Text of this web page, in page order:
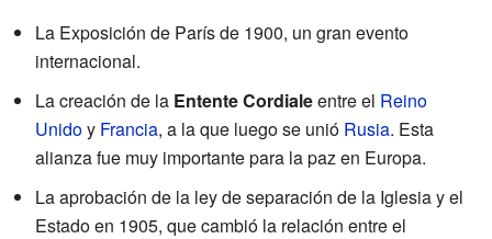
La Exposición de París de 1900, un gran evento
internacional.
La creación de la Entente Cordialeentre el Reino
Unidoy Francia, a la que luego se unió Rusia. Esta
alianza fue muy importante para la paz en Europa.
La aprobación de la ley de separación de la Iglesia y el
Estado en 1905, que cambió la relación entre el